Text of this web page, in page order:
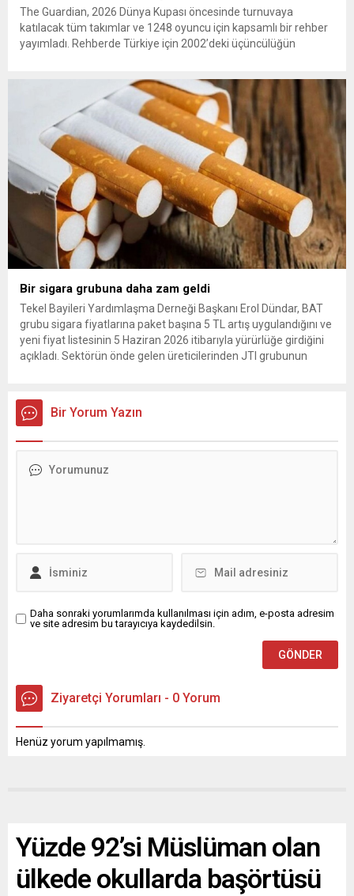
The Guardian, 2026 Dünya Kupası öncesinde turnuvaya
katılacak tüm takımlar ve 1248 oyuncu için kapsamlı bir rehber
yayımladı. Rehberde Türkiye için 2002’deki üçüncülüğün
yaratmaya hazır” olarak değerlendirildi. A Milli Takım’ın yıldızı
Arda Güler gösterildi. The...
Bir sigara grubuna daha zam geldi
Tekel Bayileri Yardımlaşma Derneği Başkanı Erol Dündar, BAT
grubu sigara fiyatlarına paket başına 5 TL artış uygulandığını ve
yeni fiyat listesinin 5 Haziran 2026 itibarıyla yürürlüğe girdiğini
açıkladı. Sektörün önde gelen üreticilerinden JTI grubunun
Yardımlaşma...
Bir Yorum Yazın
Daha sonraki yorumlarımda kullanılması için adım, e-posta adresim
ve site adresim bu tarayıcıya kaydedilsin.
Ziyaretçi Yorumları - 0 Yorum
Henüz yorum yapılmamış.
Yüzde 92’si Müslüman olan
ülkede okullarda başörtüsü